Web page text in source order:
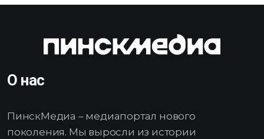
О нас
ПинскМедиа – медиапортал нового
поколения. Мы выросли из истории